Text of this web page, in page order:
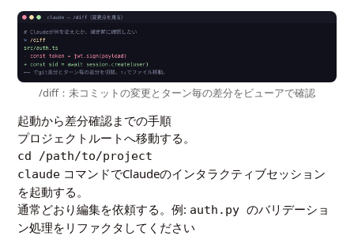
/diff：未コミットの変更とターン毎の差分をビューアで確認
起動から差分確認までの手順
プロジェクトルートへ移動する。
cd /path/to/project
claude コマンドでClaudeのインタラクティブセッション
を起動する。
通常どおり編集を依頼する。例: auth.py のバリデーショ
ン処理をリファクタしてください